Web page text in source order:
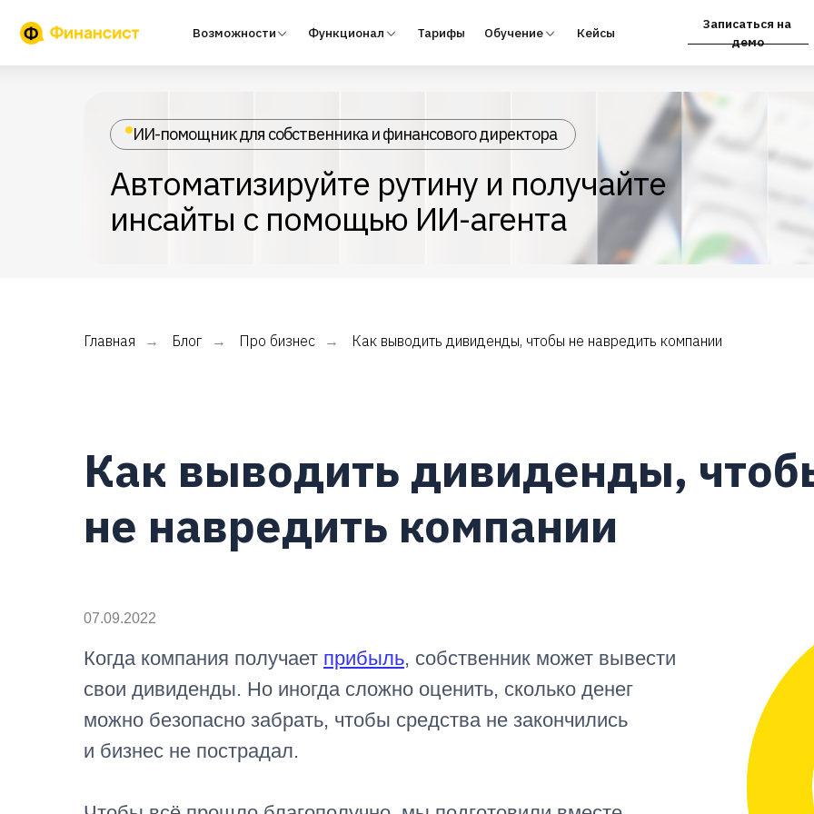
Партнёрам
Записаться на
Кейсы
Обучение
Тарифы
Функционал
Возможности
ИИ-помощник для собственника и финансового директора
Автоматизируйте рутину и получайте
инсайты с помощью ИИ-агента
Главная → Блог → Про бизнес → Как выводить дивиденды, чтобы не навредить компании
Как выводить дивиденды,
не навредить компании
Когда компания получает прибыль, собственник может вывести
свои дивиденды. Но иногда сложно оценить, сколько денег
можно безопасно забрать, чтобы средства не закончились
и бизнес не пострадал.
07.09.2022